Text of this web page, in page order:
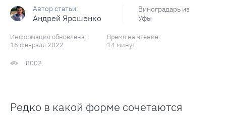
Андрей Ярошенко
Виноградарь из
Уфы
Информация обновлена:
16 февраля 2022
Время на чтение:
14 минут
8002
Редко в какой форме сочетаются